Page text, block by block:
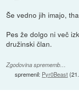
Še vedno jih imajo,
Pes že dolgo ni več
družinski član.
Zgodovina sprememb…
spremenil: Pyr0Beast(